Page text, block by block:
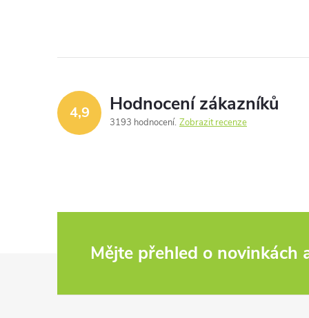
4,9 Hodnocení zákazníků
3193 hodnocení Zobrazit recenze
Mějte přehled o novinkách